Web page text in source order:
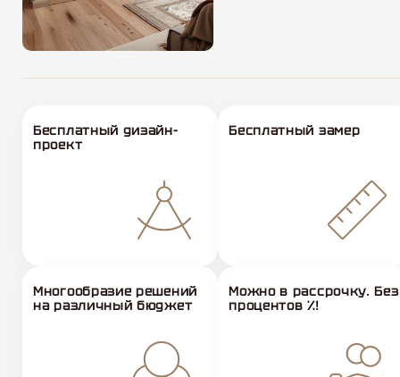
Бесплатный дизайн-
проект
Бесплатный замер
Многообразие решений
на различный бюджет
Можно в рассрочку. Без
процентов %!